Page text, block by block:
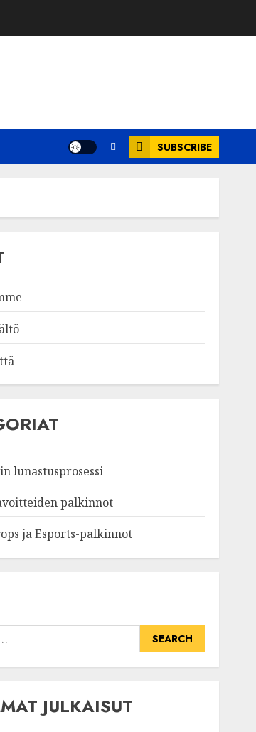
SUBSCRIBE
lunastusprosessi
palkinnot
ja Esports-palkinnot
JULKAISUT